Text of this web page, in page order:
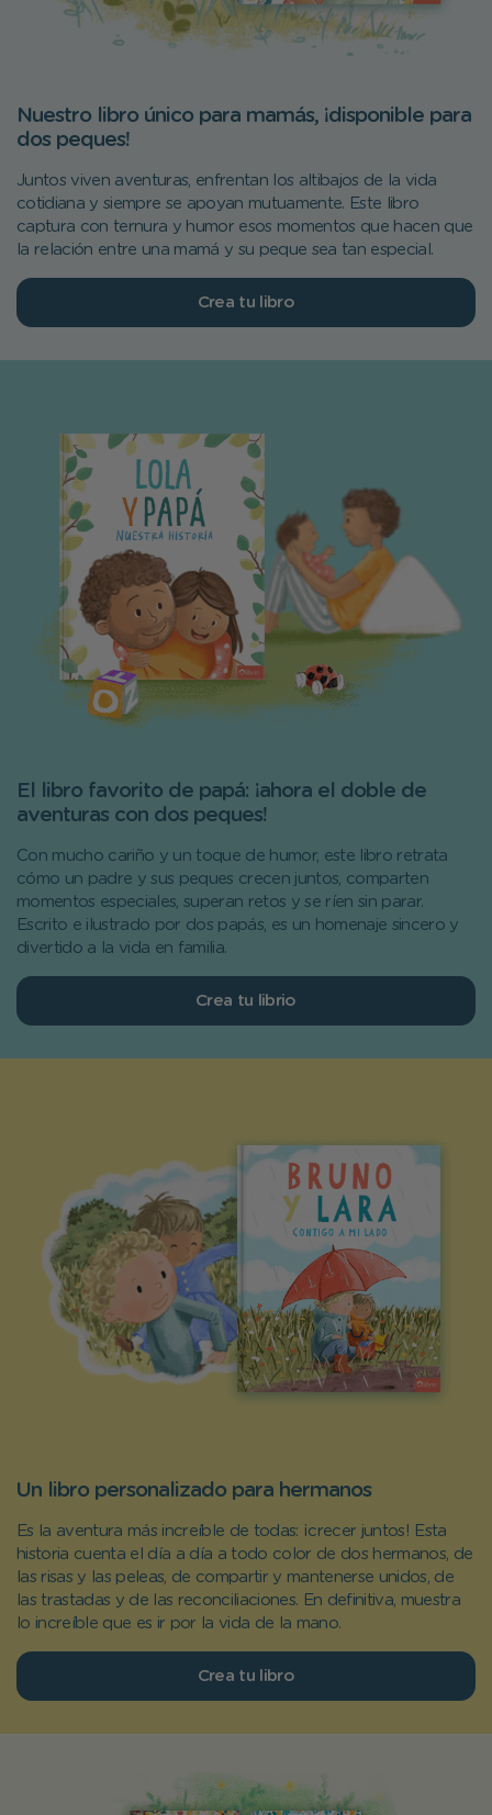
Nuestro libro único para mamás, ¡disponible para
dos peques!
Juntos viven aventuras, enfrentan los altibajos de la vida
cotidiana y siempre se apoyan mutuamente. Este libro
captura con ternura y humor esos momentos que hacen que
la relación entre una mamá y su peque sea tan especial.
Crea tu libro
El libro favorito de papá: ¡ahora el doble de
aventuras con dos peques!
Con mucho cariño y un toque de humor, este libro retrata
cómo un padre y sus peques crecen juntos, comparten
momentos especiales, superan retos y se ríen sin parar.
Escrito e ilustrado por dos papás, es un homenaje sincero y
divertido a la vida en familia.
Crea tu librio
Un libro personalizado para hermanos
Es la aventura más increíble de todas: ¡crecer juntos! Esta
historia cuenta el día a día a todo color de dos hermanos, de
las risas y las peleas, de compartir y mantenerse unidos, de
las trastadas y de las reconciliaciones. En definitiva, muestra
lo increíble que es ir por la vida de la mano.
Crea tu libro